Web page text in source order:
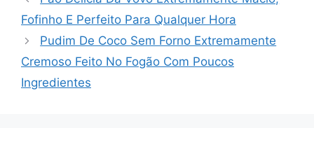
Fofinho E Perfeito Para Qualquer Hora
Pudim De Coco Sem Forno Extremamente
Cremoso Feito No Fogão Com Poucos
Ingredientes